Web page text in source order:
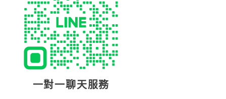
一對一聊天服務